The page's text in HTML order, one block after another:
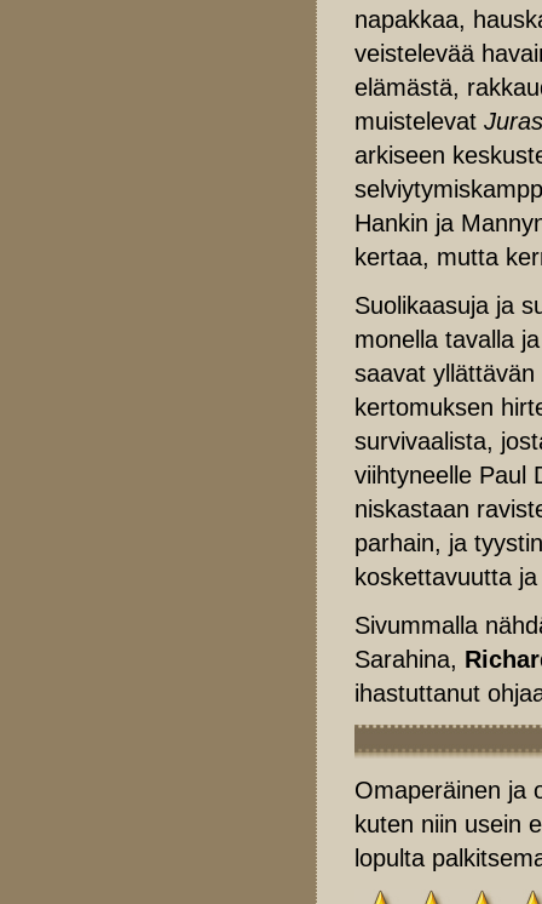
napakkaa,
veistelevää
elämästä,
muistelevat
arkiseen
Hankin ja
kertaa, mutta
Suolikaasuja ja
monella tavalla
saavat
kertomuksen
survivaalista,
viihtyneelle Paul
niskastaan
parhain, ja
koskettavuutta
Sivummalla
Sarahina,
ihastuttanut
Omaperäinen ja
kuten niin usein
lopulta